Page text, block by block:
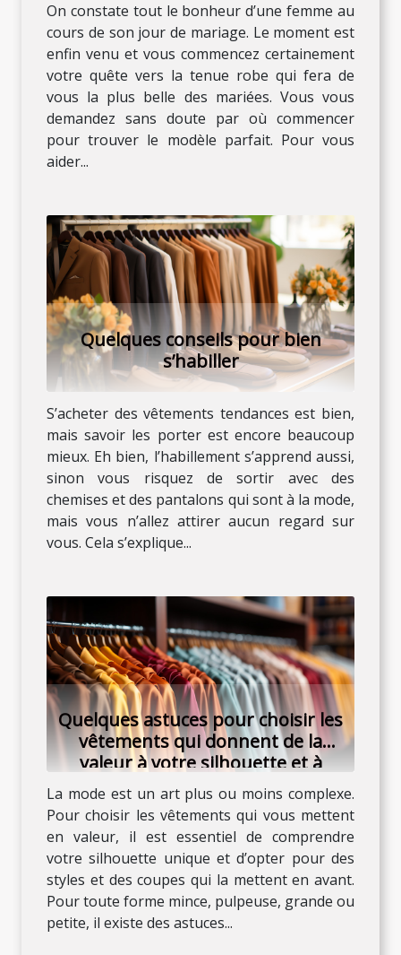
On constate tout le bonheur d’une femme au
cours de son jour de mariage. Le moment est
enfin venu et vous commencez certainement
votre quête vers la tenue robe qui fera de
vous la plus belle des mariées. Vous vous
demandez sans doute par où commencer
pour trouver le modèle parfait. Pour vous
aider...
Quelques conseils pour bien
s’habiller
S’acheter des vêtements tendances est bien,
mais savoir les porter est encore beaucoup
mieux. Eh bien, l’habillement s’apprend aussi,
sinon vous risquez de sortir avec des
chemises et des pantalons qui sont à la mode,
mais vous n’allez attirer aucun regard sur
vous. Cela s’explique...
Quelques astuces pour choisir les
vêtements qui donnent de la
valeur à votre silhouette et à
votre personnalité
La mode est un art plus ou moins complexe.
Pour choisir les vêtements qui vous mettent
en valeur, il est essentiel de comprendre
votre silhouette unique et d’opter pour des
styles et des coupes qui la mettent en avant.
Pour toute forme mince, pulpeuse, grande ou
petite, il existe des astuces...